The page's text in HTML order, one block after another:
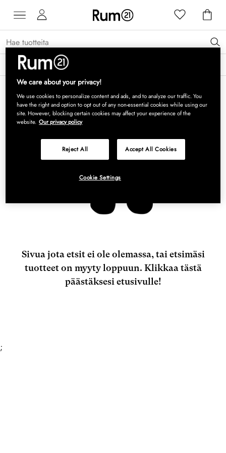
Saat 15 % alennusta Grythyttan Stålmöbler -tuotteista* →
Sivua jota etsit ei ole olemassa, tai etsimäsi
tuotteet on myyty loppuun. Klikkaa tästä
päästäksesi etusivulle!
;
We care about your privacy!
We use cookies to personalize content and ads, and to analyze our traffic. You
have the right and option to opt out of any non-essential cookies while using our
site. However, blocking certain cookies may affect your experience of the
website. Our privacy policy
Reject All Accept All Cookies
Cookie Settings